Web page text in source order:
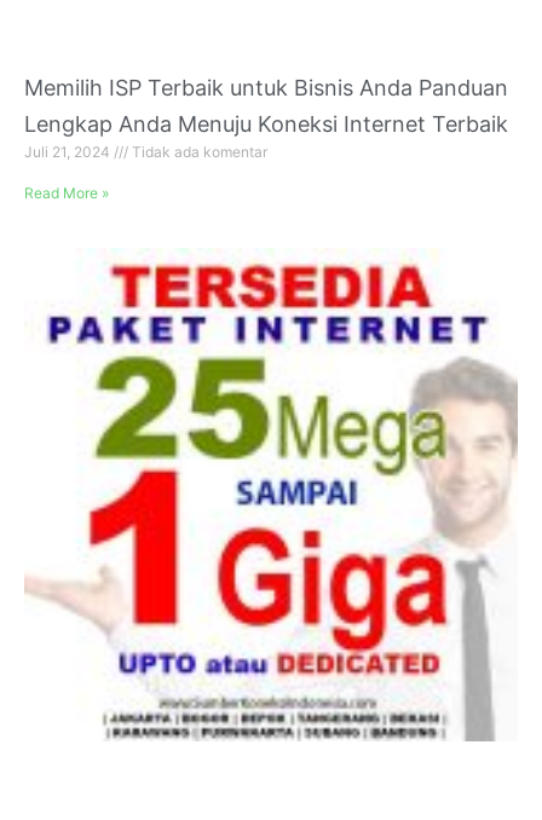
Memilih ISP Terbaik untuk Bisnis Anda Panduan
Lengkap Anda Menuju Koneksi Internet Terbaik
Juli 21, 2024 Tidak ada komentar
Read More »